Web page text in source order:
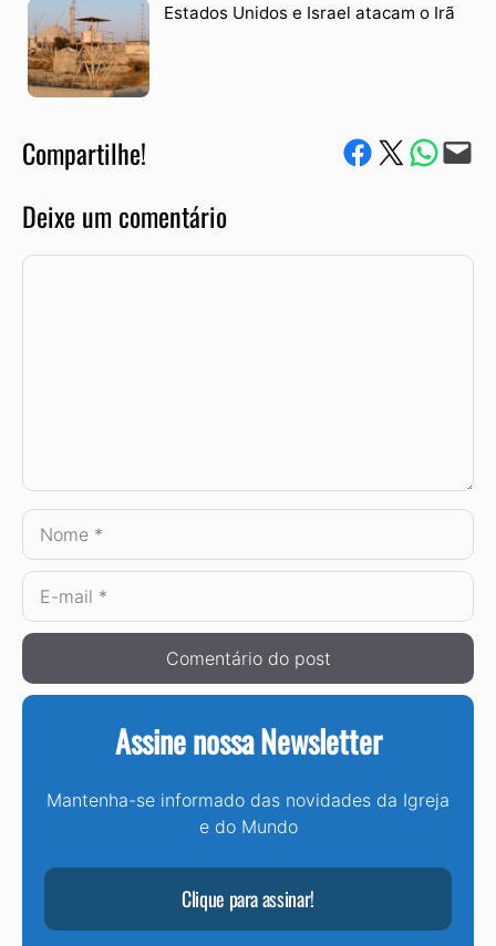
Estados Unidos e Israel atacam o Irã
Compartilhe! Compartilhe no Facebook
Compartilhe no Twitter
Compartile via
Envie via e-mail
Deixe um comentário
Comentário
Nome
E-
mail
Assine nossa Newsletter
Mantenha-se informado das novidades da Igreja
e do Mundo
Clique para assinar!